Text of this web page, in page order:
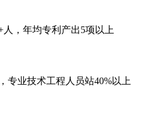
，年均专利产出5项以上
专业技术工程人员站40%以上